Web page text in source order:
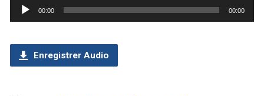
Lecteur
audio
00:00 00:00
Enregistrer Audio